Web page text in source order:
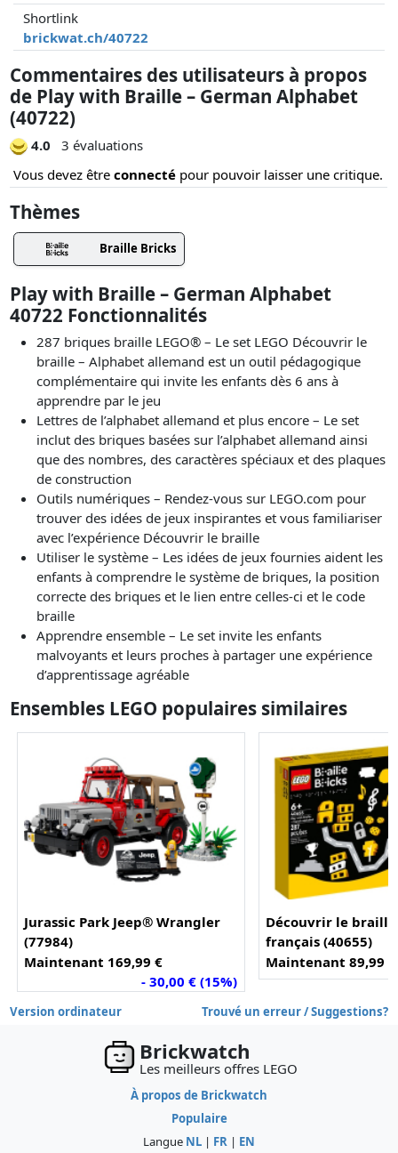
Shortlink
brickwat.ch/40722
Commentaires des utilisateurs à propos
de Play with Braille – German Alphabet
(40722)
4.0
3 évaluations
Vous devez être connecté pour pouvoir laisser une critique.
Thèmes
Braille Bricks
Play with Braille – German Alphabet
40722 Fonctionnalités
287 briques braille LEGO® – Le set LEGO Découvrir le
braille – Alphabet allemand est un outil pédagogique
complémentaire qui invite les enfants dès 6 ans à
apprendre par le jeu
Lettres de l’alphabet allemand et plus encore – Le set
inclut des briques basées sur l’alphabet allemand ainsi
que des nombres, des caractères spéciaux et des plaques
de construction
Outils numériques – Rendez-vous sur LEGO.com pour
trouver des idées de jeux inspirantes et vous familiariser
avec l’expérience Découvrir le braille
Utiliser le système – Les idées de jeux fournies aident les
enfants à comprendre le système de briques, la position
correcte des briques et le lien entre celles-ci et le code
braille
Apprendre ensemble – Le set invite les enfants
malvoyants et leurs proches à partager une expérience
d’apprentissage agréable
Ensembles LEGO populaires similaires
Jurassic Park Jeep® Wrangler
(77984)
Maintenant 169,99 €
- 30,00 € (15%)
Découvrir le
français (40655)
Maintenant 89,99 €
Version ordinateur Trouvé un erreur / Suggestions?
Brickwatch
Les meilleurs offres LEGO
À propos de Brickwatch
Populaire
Langue NL | FR | EN